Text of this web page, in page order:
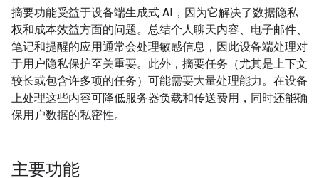
摘要功能受益于设备端生成式 AI，因为它解决了数据隐私
权和成本效益方面的问题。总结个人聊天内容、电子邮件、
笔记和提醒的应用通常会处理敏感信息，因此设备端处理对
于用户隐私保护至关重要。此外，摘要任务（尤其是上下文
较长或包含许多项的任务）可能需要大量处理能力。在设备
上处理这些内容可降低服务器负载和传送费用，同时还能确
保用户数据的私密性。
主要功能